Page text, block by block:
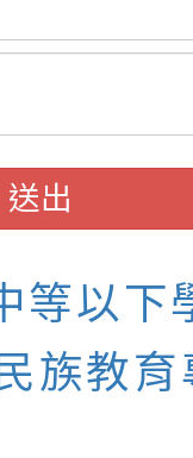
員公(
送出
等以下
族教